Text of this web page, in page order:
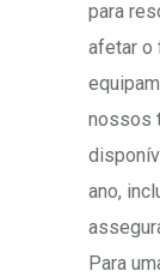
para
afetar o
nossos
ano,
Para